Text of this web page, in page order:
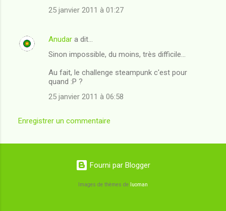
25 janvier 2011 à 01:27
Anudar a dit…
Sinon impossible, du moins, très difficile...
Au fait, le challenge steampunk c'est pour
quand :P ?
25 janvier 2011 à 06:58
Enregistrer un commentaire
Fourni par Blogger
Images de thèmes de luoman